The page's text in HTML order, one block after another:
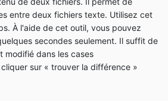
entre deux fichiers texte. Utilisez cet
À l'aide de cet outil, vous pouvez
secondes seulement. Il suffit de
modifié dans les cases
sur « trouver la différence »